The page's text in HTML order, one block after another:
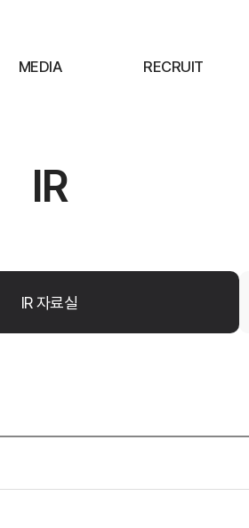
MEDIA RECRUIT
IR
IR 자료실